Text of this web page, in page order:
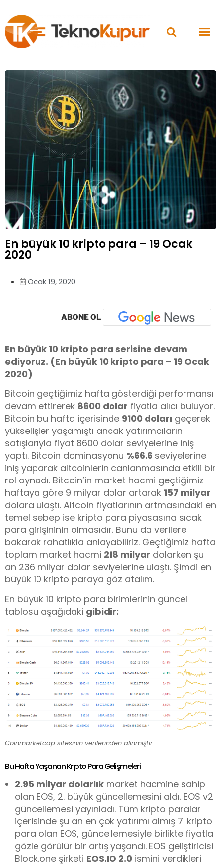
En büyük 10 kripto para – 19 Ocak
2020
Ocak 19, 2020
ABONE OL
En büyük 10 kripto para serisine devam
ediyoruz. (En büyük 10 kripto para – 19 Ocak
2020)
Bitcoin geçtiğimiz hafta gösterdiği performansı
devam ettirerek 8600 dolar fiyatla alıcı buluyor.
Bitcoin bu hafta içerisinde 9100 doları geçerek
yükselişler yaşamıştı ancak yatırımcıların
satışlarıyla fiyat 8600 dolar seviyelerine iniş
yaptı. Bitcoin dominasyonu %66.6 seviyelerine
iniş yaparak altcoinlerin canlanmasında etkili bir
rol oynadı. Bitcoin’in market hacmi geçtiğimiz
haftaya göre 9 milyar dolar artarak 157 milyar
dolara ulaştı. Altcoin fiyatlarının artmasındaki en
temel sebep ise kripto para piyasasına sıcak
para girişininin olmasıdır. Bunu da verilere
bakarak rahatlıkla anlayabiliriz. Geçtiğimiz hafta
toplam market hacmi 218 milyar dolarken şu
an 236 milyar dolar seviyelerine ulaştı. Şimdi en
büyük 10 kripto paraya göz atalım.
En büyük 10 kripto para birimlerinin güncel
tablosu aşağıdaki gibidir:
Coinmarketcap sitesinin verilerinden alınmıştır.
Bu Hafta Yaşanan Kripto Para Gelişmeleri
2.95 milyar dolarlık market hacmine sahip
olan EOS, 2. büyük güncellemesini aldı. EOS v2
güncellemesi yayınladı. Tüm kripto paralar
içerisinde şu an en çok yatırımı almış 7. kripto
para olan EOS, güncellemesiyle birlikte fiyatla
gözle görülür bir artış yaşandı. EOS geliştiricisi
Block.one şirketi EOS.IO 2.0 ismini verdikleri